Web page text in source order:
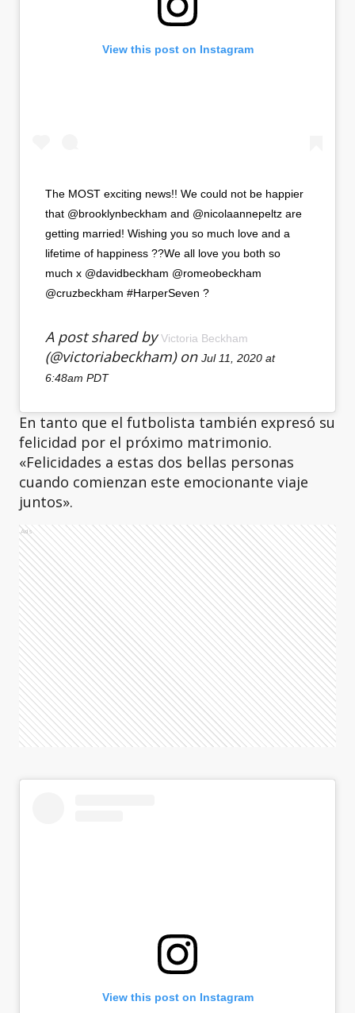
View this post on Instagram
The MOST exciting news!! We could not be happier
that @brooklynbeckham and @nicolaannepeltz are
getting married! Wishing you so much love and a
lifetime of happiness ??We all love you both so
much x @davidbeckham @romeobeckham
@cruzbeckham #HarperSeven ?
A post shared byVictoria Beckham
(@victoriabeckham) on Jul 11, 2020 at
6:48am PDT
En tanto que el futbolista también expresó su
felicidad por el próximo matrimonio.
«Felicidades a estas dos bellas personas
cuando comienzan este emocionante viaje
juntos».
Ads
View this post on Instagram